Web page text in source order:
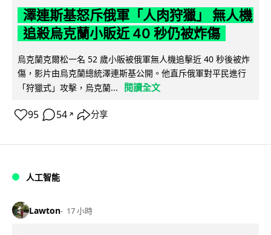
澤連斯基怒斥俄軍「人肉狩獵」 無人機
追殺烏克蘭小販近 40 秒仍被炸傷
烏克蘭克爾松一名 52 歲小販被俄軍無人機追擊近 40 秒後被炸
傷，影片由烏克蘭總統澤連斯基公開。他直斥俄軍對平民進行
「狩獵式」攻擊，烏克蘭...
閱讀全文
95 54 ↗ 分享
人工智能
Lawton 17 小時